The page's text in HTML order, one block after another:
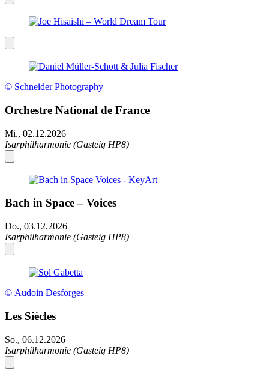
© Schneider Photography
Orchestre National de France
Mi., 02.12.2026
Isarphilharmonie (Gasteig HP8)
Bach in Space – Voices
Do., 03.12.2026
Isarphilharmonie (Gasteig HP8)
© Audoin Desforges
Les Siècles
So., 06.12.2026
Isarphilharmonie (Gasteig HP8)